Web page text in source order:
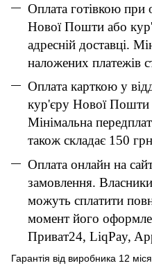
Оплата готівкою при
Нової Пошти або
адресній доставці.
наложених платежів
Оплата карткою у
кур'єру Нової Пошти
Мінімальна
також складає 150
Оплата онлайн на
замовлення.
можуть сплатити
момент його
Приват24, LiqPay,
Гарантія від виробника 12